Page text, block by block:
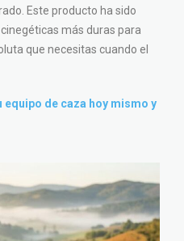
Este producto ha sido
más duras para
que necesitas cuando el
equipo de caza hoy mismo y